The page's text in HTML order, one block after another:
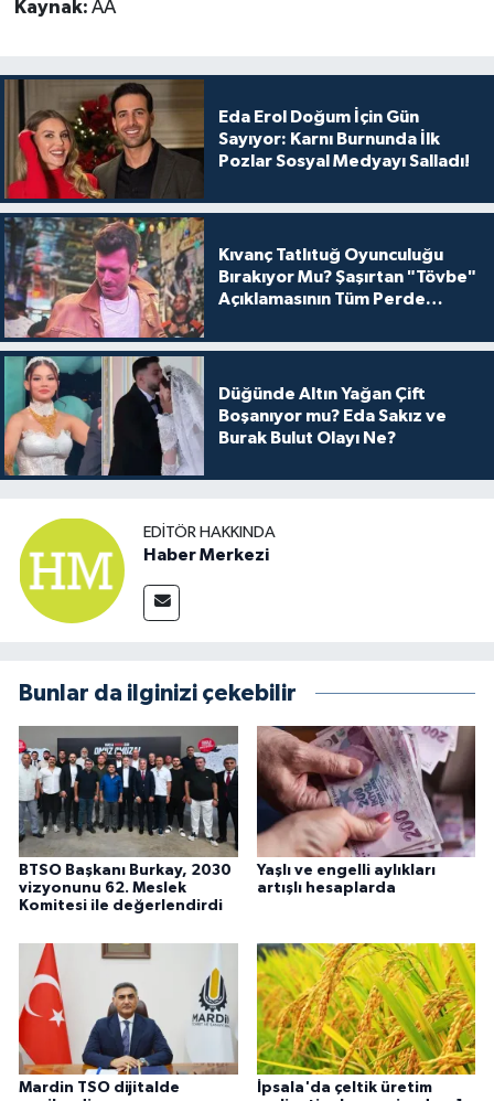
Kaynak: AA
Eda Erol Doğum İçin Gün
Sayıyor: Karnı Burnunda İlk
Pozlar Sosyal Medyayı Salladı!
Kıvanç Tatlıtuğ Oyunculuğu
Bırakıyor Mu? Şaşırtan "Tövbe"
Açıklamasının Tüm Perde
Düğünde Altın Yağan Çift
Boşanıyor mu? Eda Sakız ve
Burak Bulut Olayı Ne?
EDITÖR HAKKINDA
Haber Merkezi
Bunlar da ilginizi çekebilir
BTSO Başkanı Burkay, 2030
vizyonunu 62. Meslek
Komitesi ile değerlendirdi
Yaşlı ve engelli aylıkları
artışlı hesaplarda
Mardin TSO dijitalde
İpsala'da çeltik üretim